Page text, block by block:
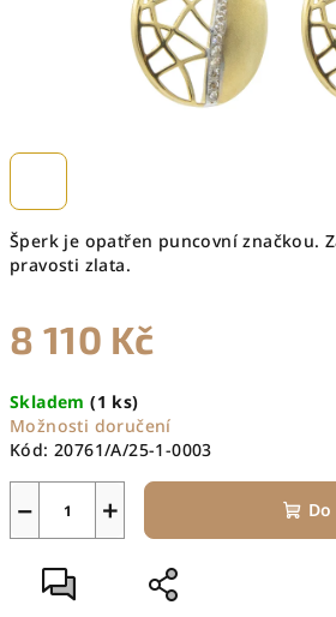
Šperk je opatřen puncovní značkou.
pravosti zlata.
8 110 Kč
cena:
Skladem(1 ks)
Možnosti doručení
Kód: 20761/A/25-1-0003
+
−